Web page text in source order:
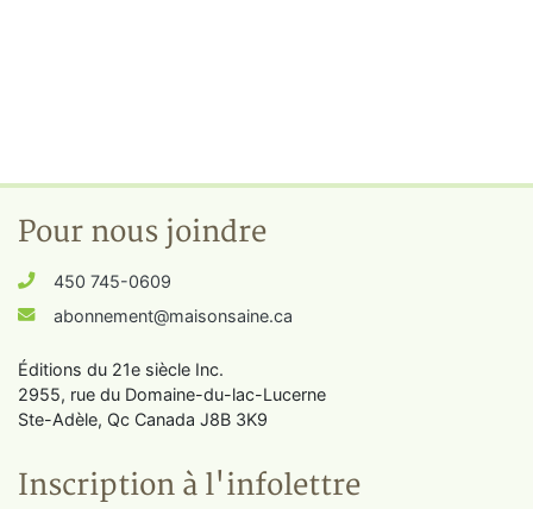
Pour nous joindre
450 745-0609
abonnement@maisonsaine.ca
Éditions du 21e siècle Inc.
2955, rue du Domaine-du-lac-Lucerne
Ste-Adèle, Qc Canada J8B 3K9
Inscription à l'infolettre